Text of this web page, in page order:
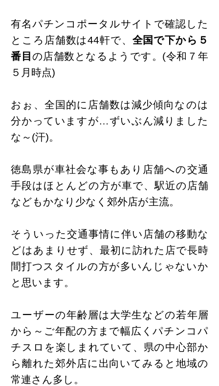
有名パチンコポータルサイトで確認した
ところ店舗数は44軒で、 全国で下から５
番目 の店舗数となるようです。(令和７年
５月時点)
おぉ、全国的に店舗数は減少傾向なのは
分かっていますが…ずいぶん減りました
な～(汗)。
徳島県が車社会な事もあり店舗への交通
手段はほとんどの方が車で、駅近の店舗
などもかなり少なく郊外店が主流。
そういった交通事情に伴い店舗の移動な
どはあまりせず、最初に訪れた店で長時
間打つスタイルの方が多いんじゃないか
と思います。
ユーザーの年齢層は大学生などの若年層
から～ご年配の方まで幅広くパチンコパ
チスロを楽しまれていて、県の中心部か
ら離れた郊外店に出向いてみると地域の
常連さん多し。